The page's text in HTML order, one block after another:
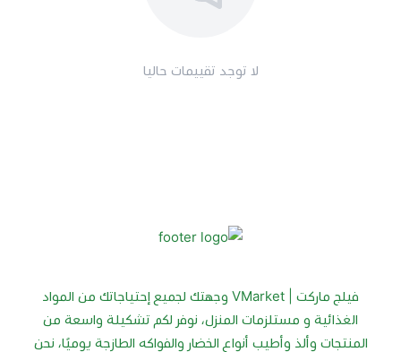
لا توجد تقييمات حاليا
فيلج ماركت | VMarket وجهتك لجميع إحتياجاتك من المواد
الغذائية و مستلزمات المنزل، نوفر لكم تشكيلة واسعة من
المنتجات وألذ وأطيب أنواع الخضار والفواكه الطازجة يوميًا، نحن